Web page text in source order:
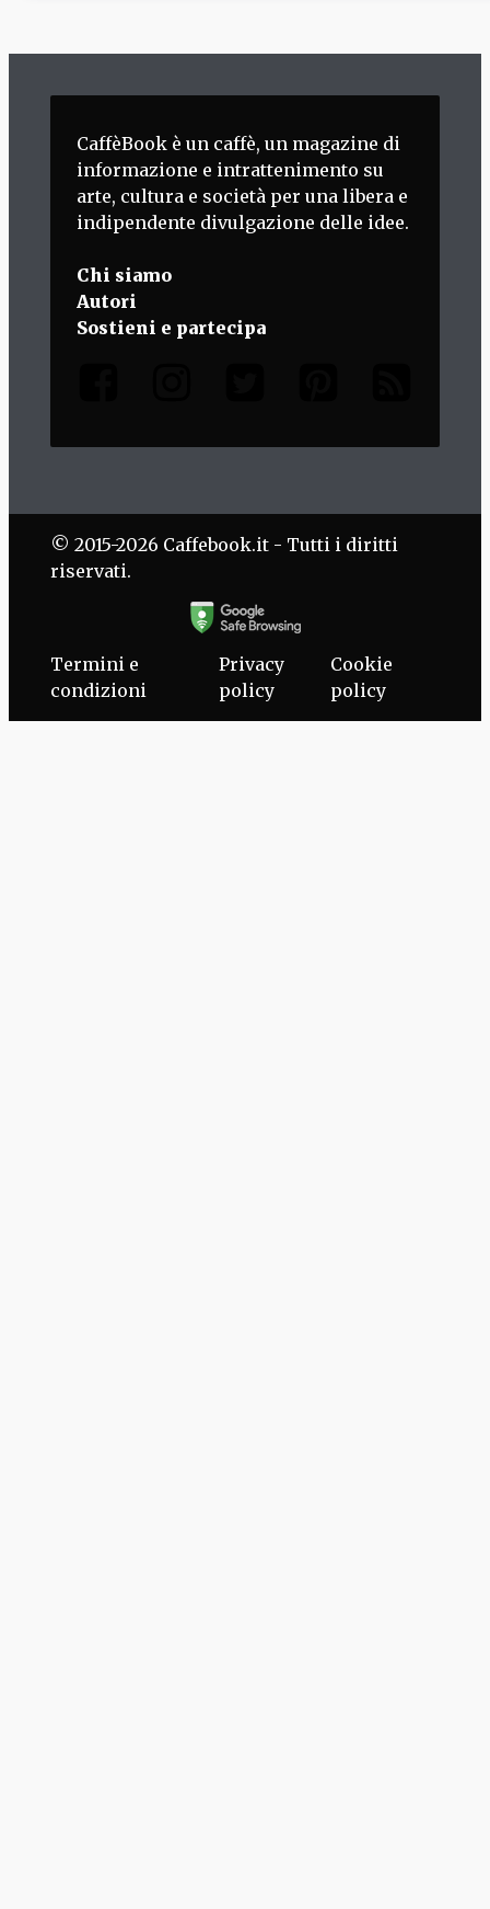
CaffèBook è un caffè, un magazine di
informazione e intrattenimento su
arte, cultura e società per una libera e
indipendente divulgazione delle idee.
Chi siamo
Autori
Sostieni e partecipa
© 2015-2026 Caffebook.it - Tutti i diritti
riservati.
Termini e
condizioni
Privacy
policy
Cookie
policy